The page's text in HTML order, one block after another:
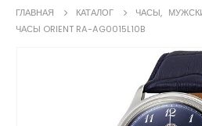
ГЛАВНАЯ КАТАЛОГ ЧАСЫ,
ЧАСЫ ORIENT RA-AG0015L10B